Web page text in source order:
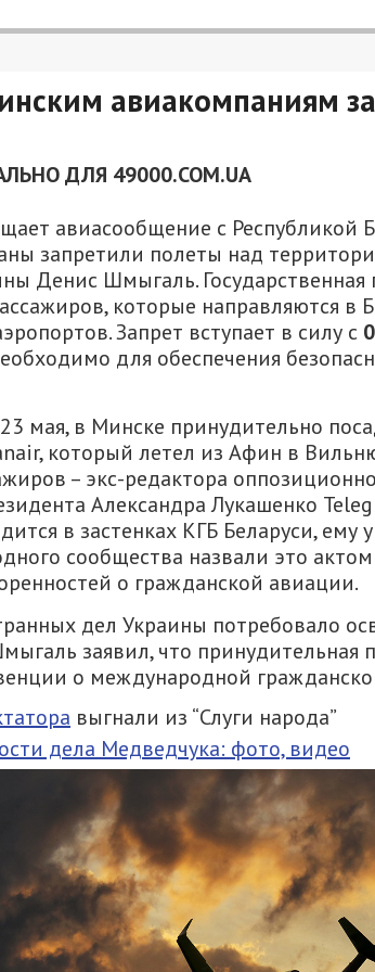
авиакомпаниям
ДЛЯ 49000.COM.UA
авиасообщение с Республикой
запретили полеты над
Денис Шмыгаль. Государственная
которые направляются в
Запрет вступает в силу с
для обеспечения
мая, в Минске принудительно
который летел из Афин в
– экс-редактора
Александра Лукашенко
в застенках КГБ Беларуси, ему
сообщества назвали это
о гражданской авиации.
дел Украины потребовало
заявил, что принудительная
о международной
выгнали из “Слуги народа”
дела Медведчука: фото, видео